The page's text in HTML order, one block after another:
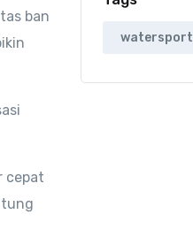
ban
cepat
watersport